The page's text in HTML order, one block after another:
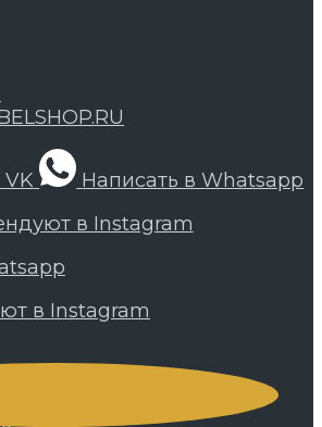
VK
Написать в Whatsapp
в Instagram
в Instagram